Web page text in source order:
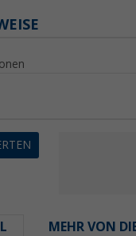
MEHR VON